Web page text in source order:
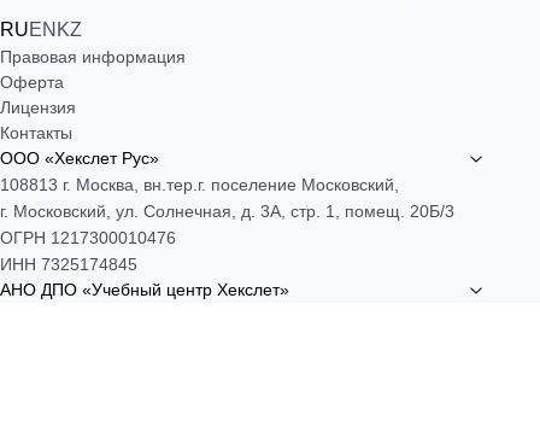
RUEN KZ
Правовая информация
Оферта
Лицензия
Контакты
ООО «Хекслет Рус»
108813 г. Москва, вн.тер.г. поселение Московский,
г. Московский, ул. Солнечная, д. 3А, стр. 1, помещ. 20Б/3
ОГРН 1217300010476
ИНН 7325174845
АНО ДПО «Учебный центр Хекслет»